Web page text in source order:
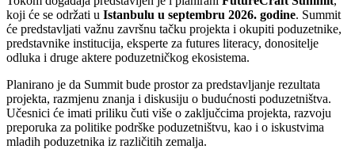
koji će se održati u Istanbulu u septembru 2026. godine. Summit
će predstavljati važnu završnu tačku projekta i okupiti poduzetnike,
predstavnike institucija, eksperte za futures literacy, donositelje
odluka i druge aktere poduzetničkog ekosistema.
Planirano je da Summit bude prostor za predstavljanje rezultata
projekta, razmjenu znanja i diskusiju o budućnosti poduzetništva.
Učesnici će imati priliku čuti više o zaključcima projekta, razvoju
preporuka za politike podrške poduzetništvu, kao i o iskustvima
mladih poduzetnika iz različitih zemalja.